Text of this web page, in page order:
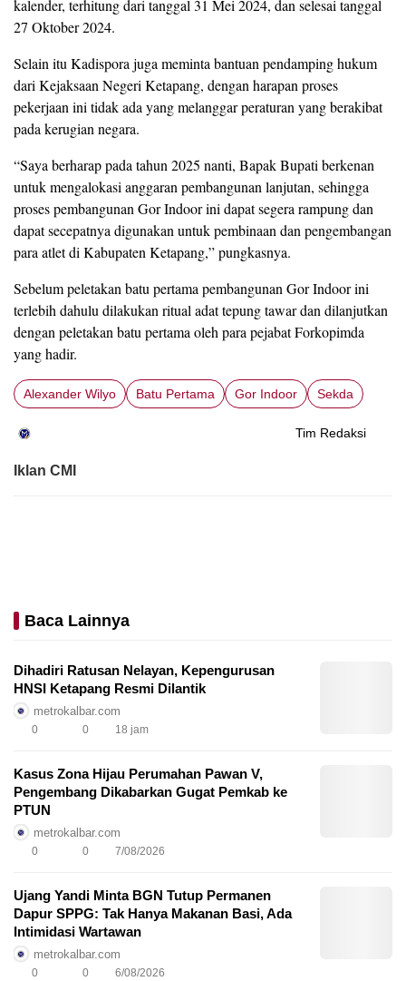
kalender, terhitung dari tanggal 31 Mei 2024, dan selesai tanggal
27 Oktober 2024.
Selain itu Kadispora juga meminta bantuan pendamping hukum
dari Kejaksaan Negeri Ketapang, dengan harapan proses
pekerjaan ini tidak ada yang melanggar peraturan yang berakibat
pada kerugian negara.
“Saya berharap pada tahun 2025 nanti, Bapak Bupati berkenan
untuk mengalokasi anggaran pembangunan lanjutan, sehingga
proses pembangunan Gor Indoor ini dapat segera rampung dan
dapat secepatnya digunakan untuk pembinaan dan pengembangan
para atlet di Kabupaten Ketapang,” pungkasnya.
Sebelum peletakan batu pertama pembangunan Gor Indoor ini
terlebih dahulu dilakukan ritual adat tepung tawar dan dilanjutkan
dengan peletakan batu pertama oleh para pejabat Forkopimda
yang hadir.
Alexander Wilyo Batu Pertama Gor Indoor Sekda
Tim Redaksi
Iklan CMI
Baca Lainnya
Dihadiri Ratusan Nelayan, Kepengurusan
HNSI Ketapang Resmi Dilantik
metrokalbar.com
0 0 18 jam
Kasus Zona Hijau Perumahan Pawan V,
Pengembang Dikabarkan Gugat Pemkab ke
PTUN
metrokalbar.com
0 0 7/08/2026
Ujang Yandi Minta BGN Tutup Permanen
Dapur SPPG: Tak Hanya Makanan Basi, Ada
Intimidasi Wartawan
metrokalbar.com
0 0 6/08/2026